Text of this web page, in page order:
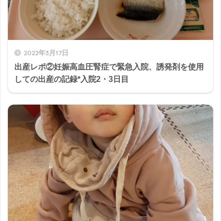
2022年3月17日
出産レポ②妊娠高血圧腎症で緊急入院、誘発剤を使用
しての出産の記録*入院2・3日目